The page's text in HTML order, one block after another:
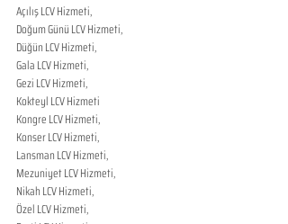
Açılış LCV Hizmeti,
Doğum Günü LCV Hizmeti,
Düğün LCV Hizmeti,
Gala LCV Hizmeti,
Gezi LCV Hizmeti,
Kokteyl LCV Hizmeti
Kongre LCV Hizmeti,
Konser LCV Hizmeti,
Lansman LCV Hizmeti,
Mezuniyet LCV Hizmeti,
Nikah LCV Hizmeti,
Özel LCV Hizmeti,